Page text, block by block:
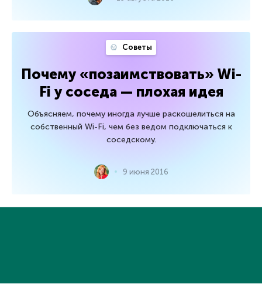
Советы
Почему «позаимствовать» Wi-
Fi у соседа — плохая идея
Объясняем, почему иногда лучше раскошелиться на
собственный Wi-Fi, чем без ведом подключаться к
соседскому.
9 июня 2016